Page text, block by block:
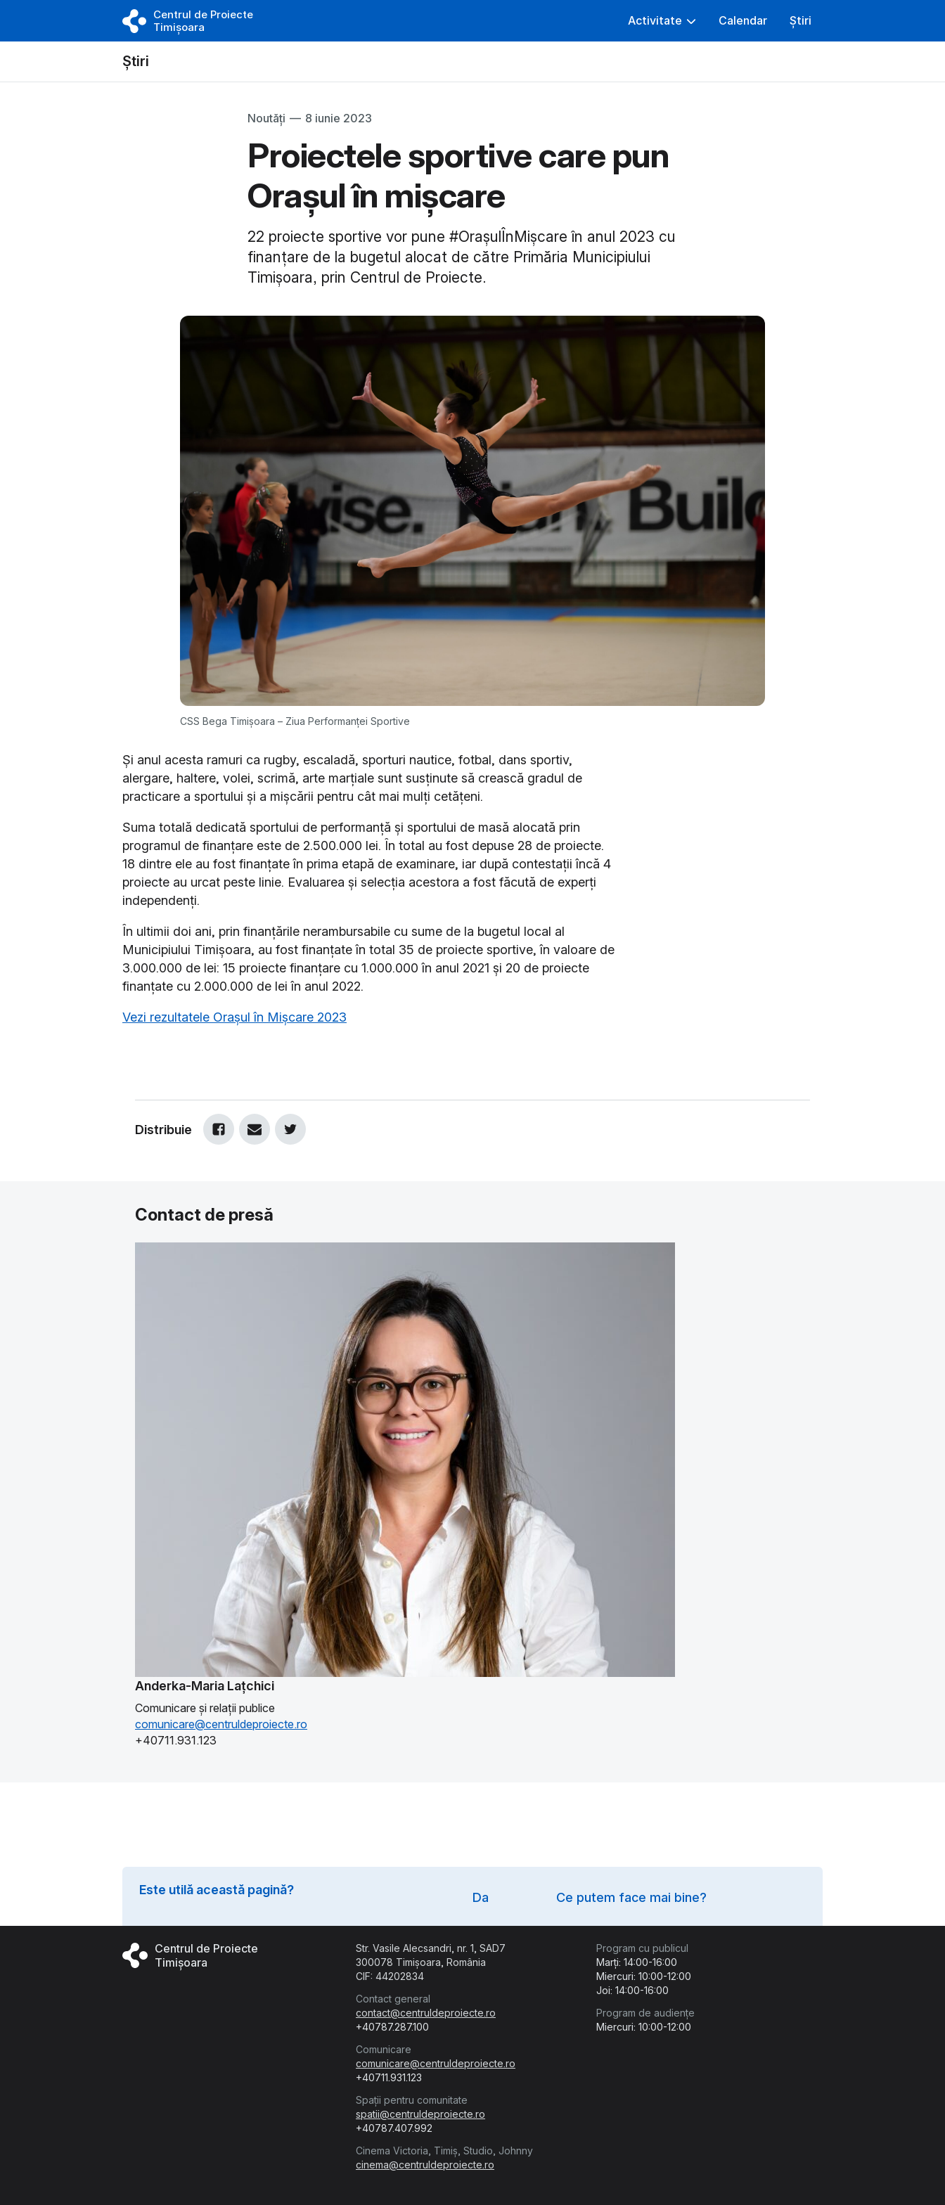
Centrul de Proiecte
Timișoara
Activitate Calendar Știri
Știri
Noutăți — 8 iunie 2023
Proiectele sportive care pun
Orașul în mișcare
22 proiecte sportive vor pune #OrașulÎnMișcare în anul 2023 cu
finanțare de la bugetul alocat de către Primăria Municipiului
Timișoara, prin Centrul de Proiecte.
CSS Bega Timișoara – Ziua Performanței Sportive
Și anul acesta ramuri ca rugby, escaladă, sporturi nautice, fotbal, dans sportiv,
alergare, haltere, volei, scrimă, arte marțiale sunt susținute să crească gradul de
practicare a sportului și a mișcării pentru cât mai mulți cetățeni.
Suma totală dedicată sportului de performanță și sportului de masă alocată prin
programul de finanțare este de 2.500.000 lei. În total au fost depuse 28 de proiecte.
18 dintre ele au fost finanțate în prima etapă de examinare, iar după contestații încă 4
proiecte au urcat peste linie. Evaluarea și selecția acestora a fost făcută de experți
independenți.
În ultimii doi ani, prin finanțările nerambursabile cu sume de la bugetul local al
Municipiului Timișoara, au fost finanțate în total 35 de proiecte sportive, în valoare de
3.000.000 de lei: 15 proiecte finanțare cu 1.000.000 în anul 2021 și 20 de proiecte
finanțate cu 2.000.000 de lei în anul 2022.
Vezi rezultatele Orașul în Mișcare 2023
Distribuie
Contact de presă
Anderka-Maria Lațchici
Comunicare și relații publice
comunicare@centruldeproiecte.ro
+40711.931.123
Este utilă această pagină?
Da Ce putem face mai bine?
Centrul de Proiecte
Timișoara
Str. Vasile Alecsandri, nr. 1, SAD7
300078 Timișoara, România
CIF: 44202834
Contact general
contact@centruldeproiecte.ro
+40787.287.100
Comunicare
comunicare@centruldeproiecte.ro
+40711.931.123
Spații pentru comunitate
spatii@centruldeproiecte.ro
+40787.407.992
Cinema Victoria, Timiș, Studio, Johnny
cinema@centruldeproiecte.ro
Program cu publicul
Marți: 14:00-16:00
Miercuri: 10:00-12:00
Joi: 14:00-16:00
Program de audiențe
Miercuri: 10:00-12:00